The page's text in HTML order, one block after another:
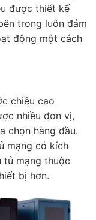
được thiết kế
trong luôn đảm
động một cách
chiều cao
nhiều đơn vị,
chọn hàng đầu.
mạng có kích
tủ mạng thuộc
bị hơn.